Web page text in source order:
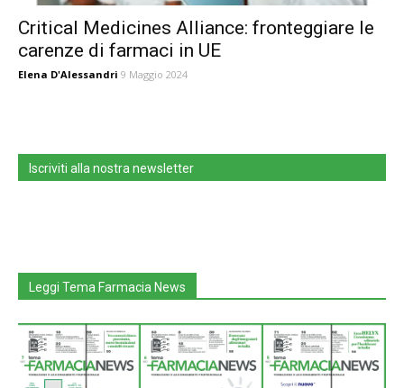
Critical Medicines Alliance: fronteggiare le
carenze di farmaci in UE
Elena D'Alessandri 9 Maggio 2024
Iscriviti alla nostra newsletter
Leggi Tema Farmacia News